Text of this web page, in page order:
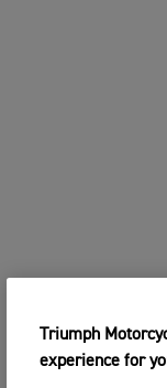
Triumph
experience for